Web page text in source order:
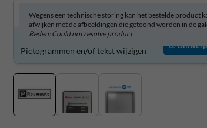
Wegens een technische storing kan het bestelde product
afwijken met de afbeeldingen die getoond worden in de
Reden: Could not resolve product
Parkeerplaatsbord zelf aanpassen?
Pictogrammen en/of tekst wijzigen